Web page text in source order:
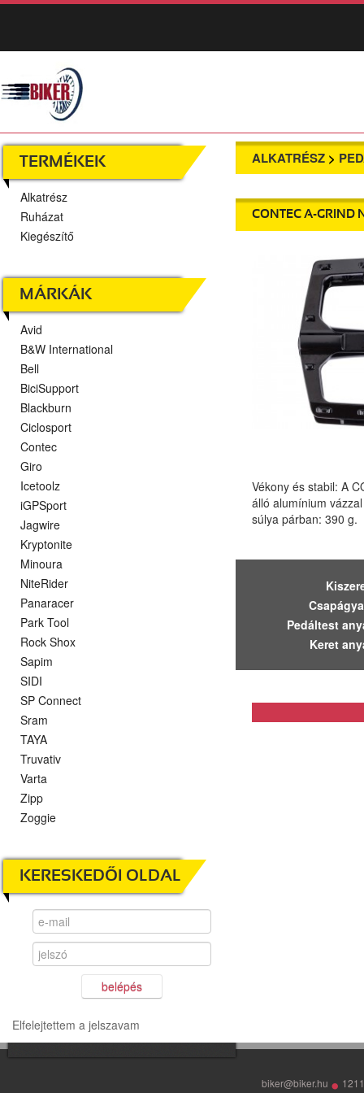
TERMÉKEK
Alkatrész
Ruházat
Kiegészítő
MÁRKÁK
Avid
B&W International
Bell
BiciSupport
Blackburn
Ciclosport
Contec
Giro
Icetoolz
iGPSport
Jagwire
Kryptonite
Minoura
NiteRider
Panaracer
Park Tool
Rock Shox
Sapim
SIDI
SP Connect
Sram
TAYA
Truvativ
Varta
Zipp
Zoggie
KERESKEDŐI OLDAL
belépés
Elfelejtettem a jelszavam
ALKATRÉSZ >
CONTEC A-GRIND
Vékony és stabil: A
álló alumínium
súlya párban: 390 g.
Pedáltest
Keret
biker@biker.hu •